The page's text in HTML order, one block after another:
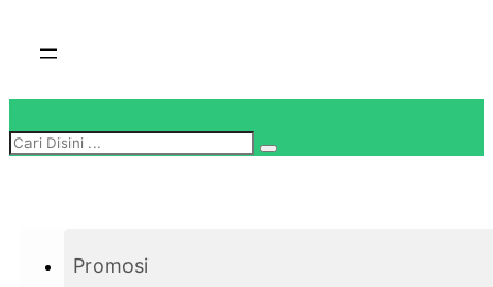
Promosi